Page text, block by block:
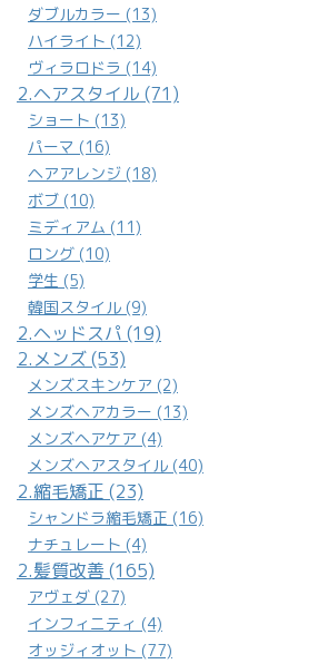
ダブルカラー (13)
ハイライト (12)
ヴィラロドラ (14)
2.ヘアスタイル (71)
ショート (13)
パーマ (16)
ヘアアレンジ (18)
ボブ (10)
ミディアム (11)
ロング (10)
学生 (5)
韓国スタイル (9)
2.ヘッドスパ (19)
2.メンズ (53)
メンズスキンケア (2)
メンズヘアカラー (13)
メンズヘアケア (4)
メンズヘアスタイル (40)
2.縮毛矯正 (23)
シャンドラ縮毛矯正 (16)
ナチュレート (4)
2.髪質改善 (165)
アヴェダ (27)
インフィニティ (4)
オッジィオット (77)